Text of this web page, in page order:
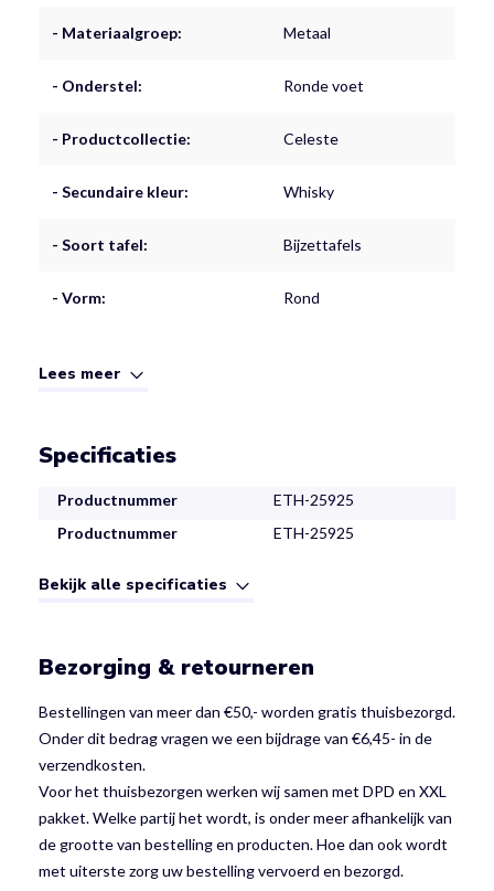
- Materiaalgroep: Metaal
- Onderstel: Ronde voet
- Productcollectie: Celeste
- Secundaire kleur: Whisky
- Soort tafel: Bijzettafels
- Vorm: Rond
Lees meer
Specificaties
Productnummer
ETH-25925
Productnummer
ETH-25925
Bekijk alle specificaties
Bezorging & retourneren
Bestellingen van meer dan €50,- worden gratis thuisbezorgd.
Onder dit bedrag vragen we een bijdrage van €6,45- in de
verzendkosten.
Voor het thuisbezorgen werken wij samen met DPD en XXL
pakket. Welke partij het wordt, is onder meer afhankelijk van
de grootte van bestelling en producten. Hoe dan ook wordt
met uiterste zorg uw bestelling vervoerd en bezorgd.